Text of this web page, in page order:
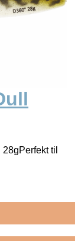
til